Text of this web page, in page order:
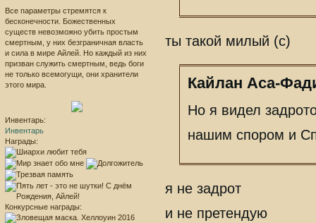
Все параметры стремятся к
бесконечности. Божественных
существ невозможно убить простым
смертным, у них безграничная власть
и сила в мире Айлей. Но каждый из них
призван служить смертным, ведь боги
не только всемогущи, они хранители
этого мира.
Инвентарь:
Инвентарь
Награды:
Конкурсные награды:
ты такой милый (с)
Кайлан Аса-
Но я видел
нашим спором и
я не задрот
и не претендую